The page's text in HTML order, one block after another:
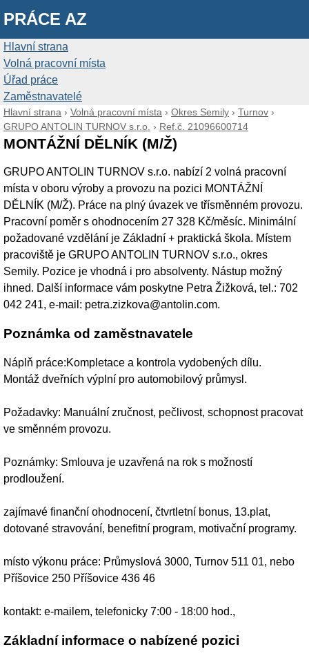
PRÁCE AZ
Hlavní strana
Volná pracovní místa
Úřad práce
Zaměstnavatelé
Hlavní strana › Volná pracovní místa › Okres Semily › Turnov ›
GRUPO ANTOLIN TURNOV s.r.o. › Ref.č. 21096600714
MONTÁŽNÍ DĚLNÍK (M/Ž)
GRUPO ANTOLIN TURNOV s.r.o. nabízí 2 volná pracovní
místa v oboru výroby a provozu na pozici MONTÁŽNÍ
DĚLNÍK (M/Ž). Práce na plný úvazek ve třísměnném provozu.
Pracovní poměr s ohodnocením 27 328 Kč/měsíc. Minimální
požadované vzdělání je Základní + praktická škola. Místem
pracoviště je GRUPO ANTOLIN TURNOV s.r.o., okres
Semily. Pozice je vhodná i pro absolventy. Nástup možný
ihned. Další informace vám poskytne Petra Žižková, tel.: 702
042 241, e-mail: petra.zizkova@antolin.com.
Poznámka od zaměstnavatele
Náplň práce:Kompletace a kontrola vydobených dílu.
Montáž dveřních výplní pro automobilový průmysl.
Požadavky: Manuální zručnost, pečlivost, schopnost pracovat
ve směnném provozu.
Poznámky: Smlouva je uzavřená na rok s možností
prodloužení.
zajímavé finanční ohodnocení, čtvrtletní bonus, 13.plat,
dotované stravování, benefitní program, motivační programy.
místo výkonu práce: Průmyslová 3000, Turnov 511 01, nebo
Příšovice 250 Příšovice 436 46
kontakt: e-mailem, telefonicky 7:00 - 18:00 hod.,
Základní informace o nabízené pozici